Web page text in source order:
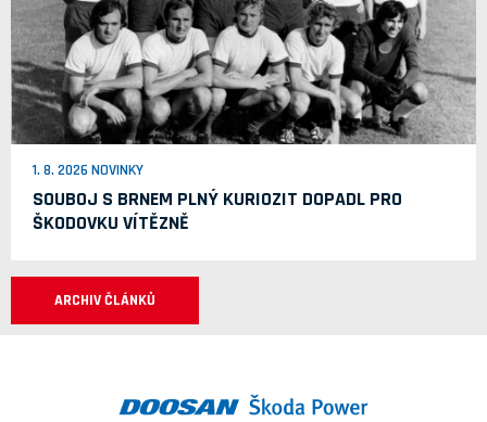
1. 8. 2026 NOVINKY
SOUBOJ S BRNEM PLNÝ KURIOZIT DOPADL PRO
ŠKODOVKU VÍTĚZNĚ
ARCHIV ČLÁNKŮ